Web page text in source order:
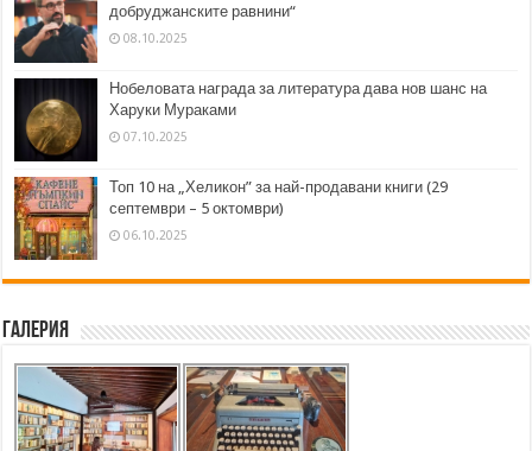
добруджанските равнини“
08.10.2025
Нобеловата награда за литература дава нов шанс на
Харуки Мураками
07.10.2025
Топ 10 на „Хеликон” за най-продавани книги (29
септември – 5 октомври)
06.10.2025
Галерия